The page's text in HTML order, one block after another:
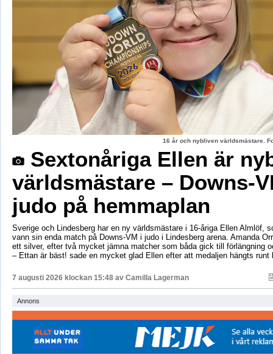
16 år och nybliven världsmästare.
Sextonåriga Ellen är
världsmästare – Downs-
judo på hemmaplan
Sverige och Lindesberg har en ny världsmästare i 16-åriga Ellen Almlöf,
vann sin enda match på Downs-VM i judo i Lindesberg arena. Amanda
ett silver, efter två mycket jämna matcher som båda gick till förlängning
– Ettan är bäst! sade en mycket glad Ellen efter att medaljen hängts runt
7 augusti 2026 klockan 15:48 av Camilla Lagerman
Annons